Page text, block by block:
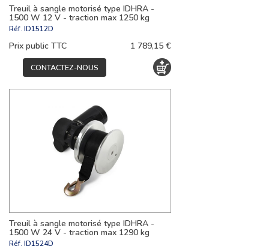
Treuil à sangle motorisé type IDHRA -
1500 W 12 V - traction max 1250 kg
Réf. ID1512D
Prix public TTC 1 789,15 €
CONTACTEZ-NOUS
Treuil à sangle motorisé type IDHRA -
1500 W 24 V - traction max 1290 kg
Réf. ID1524D